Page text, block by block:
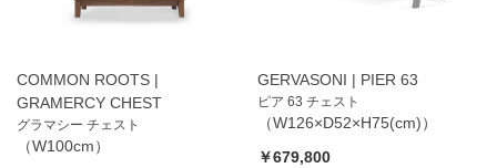
COMMON ROOTS |
GRAMERCY CHEST
グラマシー チェスト
（W100cm）
GERVASONI | PIER 63
ピア 63 チェスト
（W126×D52×H75(cm)）
￥679,800